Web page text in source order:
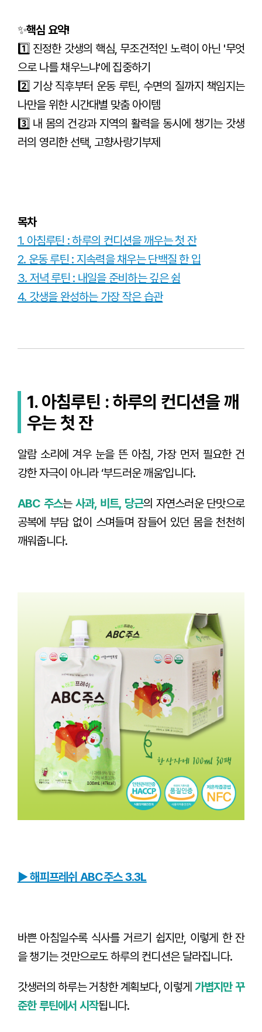
✨핵심 요약!
1️⃣ 진정한 갓생의 핵심, 무조건적인 노력이 아닌 '무엇
으로 나를 채우느냐'에 집중하기
2️⃣ 기상 직후부터 운동 루틴, 수면의 질까지 책임지는
나만을 위한 시간대별 맞춤 아이템
3️⃣ 내 몸의 건강과 지역의 활력을 동시에 챙기는 갓생
러의 영리한 선택, 고향사랑기부제
목차
1. 아침루틴 : 하루의 컨디션을 깨우는 첫 잔
2. 운동 루틴 : 지속력을 채우는 단백질 한 입
3. 저녁 루틴 : 내일을 준비하는 깊은 쉼
4. 갓생을 완성하는 가장 작은 습관
1. 아침루틴 : 하루의 컨디션을 깨
우는 첫 잔
알람 소리에 겨우 눈을 뜬 아침, 가장 먼저 필요한 건
강한 자극이 아니라 ‘부드러운 깨움’입니다.
ABC 주스는 사과, 비트, 당근의 자연스러운 단맛으로
공복에 부담 없이 스며들며 잠들어 있던 몸을 천천히
깨워줍니다.
▶ 해피프레쉬 ABC주스 3.3L
바쁜 아침일수록 식사를 거르기 쉽지만, 이렇게 한 잔
을 챙기는 것만으로도 하루의 컨디션은 달라집니다.
갓생러의 하루는 거창한 계획보다, 이렇게 가볍지만 꾸
준한 루틴에서 시작됩니다.